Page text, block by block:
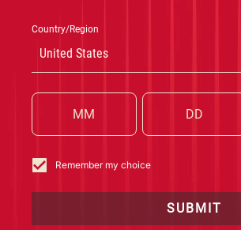
Country/Region
United States
Remember my choice
SUBMIT